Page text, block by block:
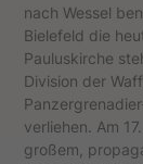
nach Wessel
Bielefeld die
Pauluskirche
Division der
verliehen. Am
großem,